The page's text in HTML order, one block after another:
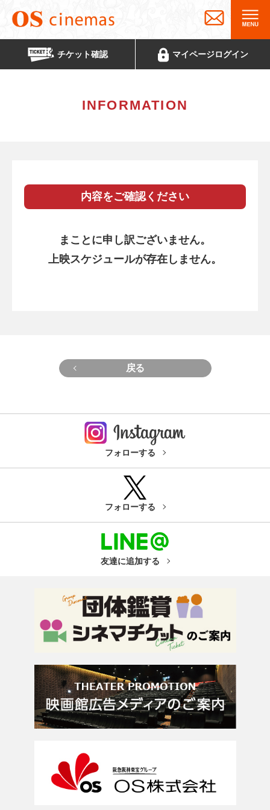
チケット確認 マイページログイン
INFORMATION
内容をご確認ください
まことに申し訳ございません。
上映スケジュールが存在しません。
戻る
フォローする
フォローする
友達に追加する